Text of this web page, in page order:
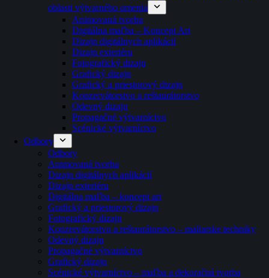
oblasti výtvarného umenia
Animovaná tvorba
Digitálna maľba – Koncept Art
Dizajn digitálnych aplikácií
Dizajn exteriéru
Fotografický dizajn
Grafický dizajn
Grafický a priestorový dizajn
Konzervátorstvo a reštaurátorstvo
Odevný dizajn
Propagačné výtvarníctvo
Scénické výtvarníctvo
Odbory
Odbory
Animovaná tvorba
Dizajn digitálnych aplikácií
Dizajn exteriéru
Digitálna maľba – koncept art
Grafický a priestorový dizajn
Fotografický dizajn
Konzervátorstvo a reštaurátorstvo – maliarske techniky
Odevný dizajn
Propagačné výtvarníctvo
Grafický dizajn
Scénické výtvarníctvo – maľba a dekoračná tvorba